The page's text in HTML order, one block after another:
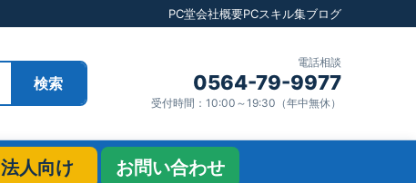
PC堂会社概要PCスキル集ブログ
検索
電話相談
0564-79-9977
受付時間：10:00～19:30（年中無休）
法人向け お問い合わせ